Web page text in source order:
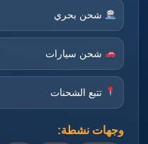
شحن بحري
شحن سيارات
تتبع الشحنات
وجهات نشطة: